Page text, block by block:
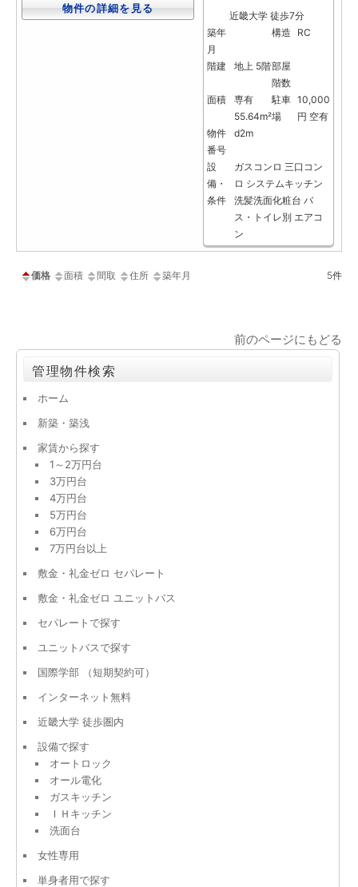
物件の詳細を見る
近畿大学 徒歩7分
築年
月
構造 RC
階建 地上 5階部屋
階数
面積
専有
55.64m²
駐車
場
10,000
円 空有
物件
番号
d2m
設
備・
条件
ガスコンロ 三口コン
ロ システムキッチン
洗髪洗面化粧台 バ
ス・トイレ別 エアコ
ン
価格 面積 間取 住所 築年月 5件
前のページにもどる
管理物件検索
ホーム
新築・築浅
家賃から探す
1～2万円台
3万円台
4万円台
5万円台
6万円台
7万円台以上
敷金・礼金ゼロ セパレート
敷金・礼金ゼロ ユニットバス
セパレートで探す
ユニットバスで探す
国際学部 （短期契約可）
インターネット無料
近畿大学 徒歩圏内
設備で探す
オートロック
オール電化
ガスキッチン
ＩＨキッチン
洗面台
女性専用
単身者用で探す